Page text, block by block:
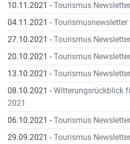
10.11.2021 - Tourismus
04.11.2021 - Tourismusnewsletter
27.10.2021 - Tourismus
20.10.2021 - Tourismus
13.10.2021 - Tourismus
08.10.2021 - Witterungsrückblick
2021
06.10.2021 - Tourismus
29.09.2021 - Tourismus